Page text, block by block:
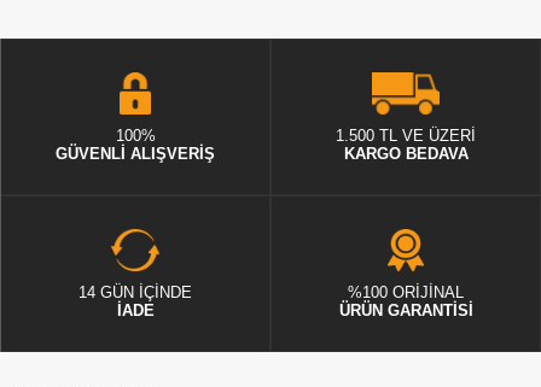
100%
GÜVENLİ ALIŞVERİŞ
1.500 TL VE ÜZERİ
KARGO BEDAVA
14 GÜN İÇİNDE
İADE
%100 ORİJİNAL
ÜRÜN GARANTİSİ